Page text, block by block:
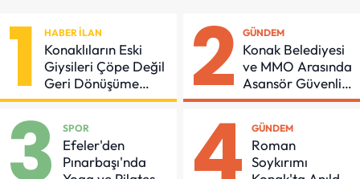
1 HABER İLAN
Konaklıların Eski
Giysileri Çöpe Değil
Geri Dönüşüme
Gidiyor
2 GÜNDEM
Konak Belediyesi
ve MMO Arasında
Asansör Güvenliği
İçin Önemli
3 SPOR
Efeler'den
Pınarbaşı'nda
4 GÜNDEM
Roman
Soykırımı